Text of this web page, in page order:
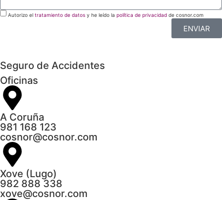
Autorizo el tratamiento de datos y he leído la política de privacidad de cosnor.com
ENVIAR
Seguro de Accidentes
Oficinas
A Coruña
981 168 123
cosnor@cosnor.com
Xove (Lugo)
982 888 338
xove@cosnor.com